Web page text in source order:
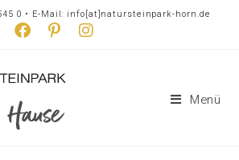
0 • E-Mail: info[at]natursteinpark-horn.de
Menü